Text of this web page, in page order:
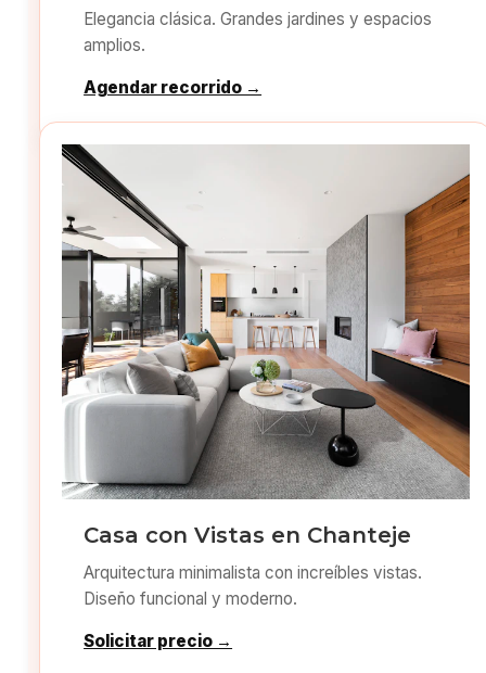
Elegancia clásica. Grandes jardines y espacios
amplios.
Agendar recorrido →
Casa con Vistas en Chanteje
Arquitectura minimalista con increíbles vistas.
Diseño funcional y moderno.
Solicitar precio →